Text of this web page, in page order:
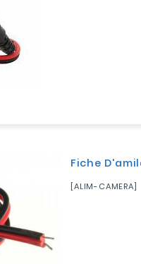
Fiche
[ALIM-CAMERA]